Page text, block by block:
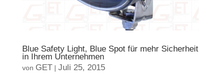
Blue Safety Light, Blue Spot für mehr Sicherheit
in Ihrem Unternehmen
von GET| Juli 25, 2015